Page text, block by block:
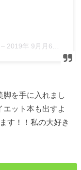
– 2019年 9月月6日午前2時33分PDT
脚を手に入れまし
ット本も出すよ
す！！私の大好き